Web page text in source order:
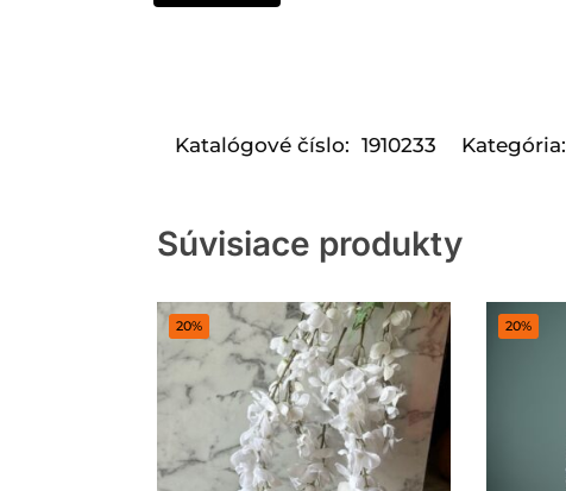
Katalógové číslo: 1910233 Kategória:
Súvisiace produkty
20% 20%